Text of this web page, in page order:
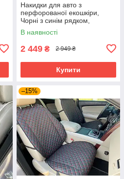
Накидки для авто з
перфорованої екошкіри,
Чорні з синім рядком,
Преміум, Повний комплект
В наявності
2 449 ₴ 2 949 ₴
Купити
–15%